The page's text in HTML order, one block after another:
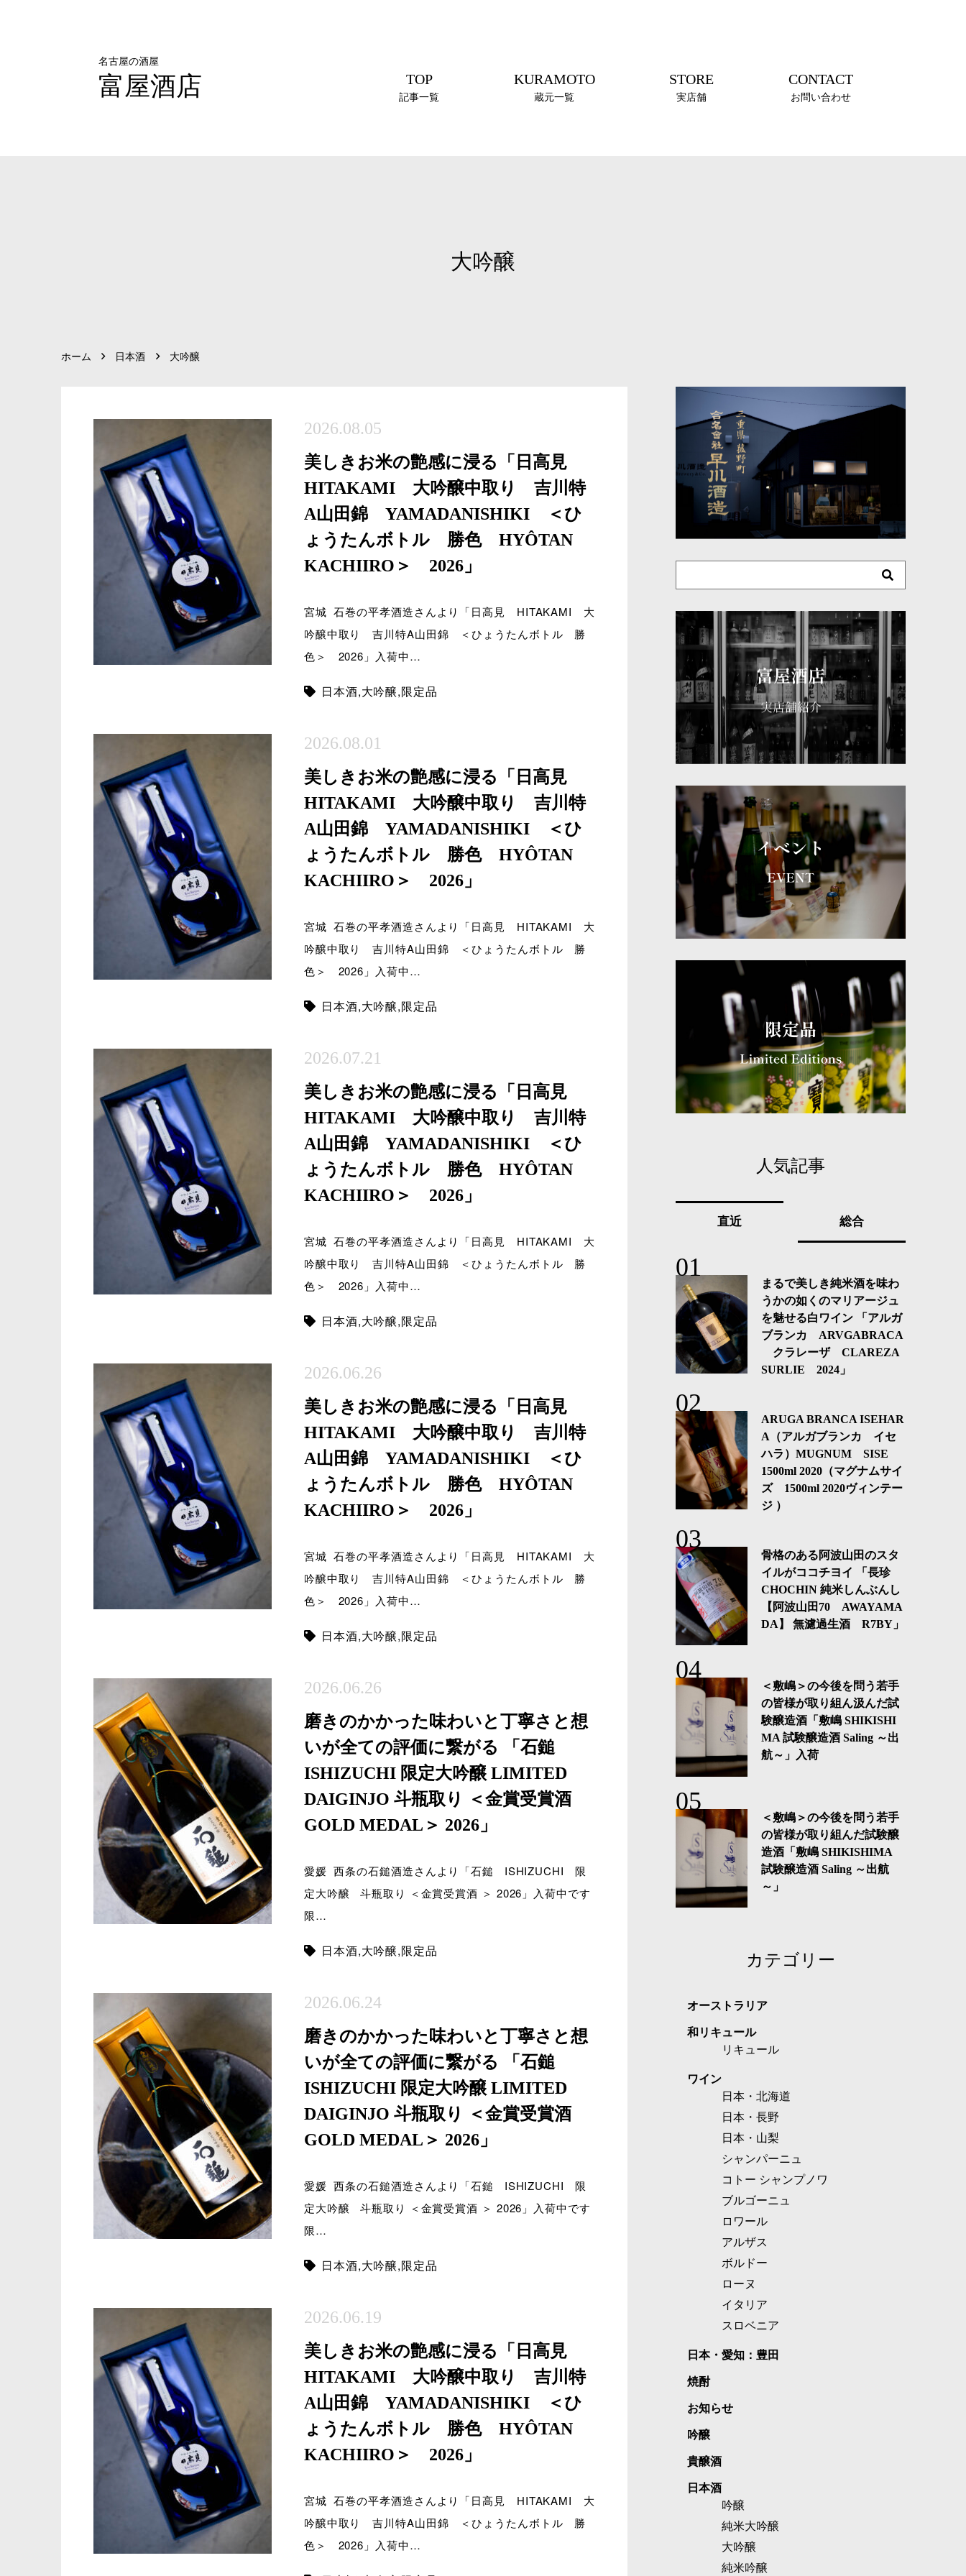
名古屋の酒屋
富屋酒店 TOP
記事一覧
KURAMOTO
蔵元一覧
STORE
実店舗
CONTACT
お問い合わせ
大吟醸
ホーム 日本酒 大吟醸
2026.08.05
美しきお米の艶感に浸る「日高見
HITAKAMI 大吟醸中取り 吉川特
A山田錦 YAMADANISHIKI ＜ひ
ょうたんボトル 勝色 HYÔTAN
KACHIIRO＞ 2026」
宮城 石巻の平孝酒造さんより「日高見 HITAKAMI 大
吟醸中取り 吉川特A山田錦 ＜ひょうたんボトル 勝
色＞ 2026」入荷中…
日本酒,大吟醸,限定品
2026.08.01
美しきお米の艶感に浸る「日高見
HITAKAMI 大吟醸中取り 吉川特
A山田錦 YAMADANISHIKI ＜ひ
ょうたんボトル 勝色 HYÔTAN
KACHIIRO＞ 2026」
宮城 石巻の平孝酒造さんより「日高見 HITAKAMI 大
吟醸中取り 吉川特A山田錦 ＜ひょうたんボトル 勝
色＞ 2026」入荷中…
日本酒,大吟醸,限定品
2026.07.21
美しきお米の艶感に浸る「日高見
HITAKAMI 大吟醸中取り 吉川特
A山田錦 YAMADANISHIKI ＜ひ
ょうたんボトル 勝色 HYÔTAN
KACHIIRO＞ 2026」
宮城 石巻の平孝酒造さんより「日高見 HITAKAMI 大
吟醸中取り 吉川特A山田錦 ＜ひょうたんボトル 勝
色＞ 2026」入荷中…
日本酒,大吟醸,限定品
2026.06.26
美しきお米の艶感に浸る「日高見
HITAKAMI 大吟醸中取り 吉川特
A山田錦 YAMADANISHIKI ＜ひ
ょうたんボトル 勝色 HYÔTAN
KACHIIRO＞ 2026」
宮城 石巻の平孝酒造さんより「日高見 HITAKAMI 大
吟醸中取り 吉川特A山田錦 ＜ひょうたんボトル 勝
色＞ 2026」入荷中…
日本酒,大吟醸,限定品
2026.06.26
磨きのかかった味わいと丁寧さと想
いが全ての評価に繋がる 「石鎚
ISHIZUCHI 限定大吟醸 LIMITED
DAIGINJO 斗瓶取り ＜金賞受賞酒
GOLD MEDAL＞ 2026」
愛媛 西条の石鎚酒造さんより「石鎚 ISHIZUCHI 限
定大吟醸 斗瓶取り ＜金賞受賞酒 ＞ 2026」入荷中です
限…
日本酒,大吟醸,限定品
2026.06.24
磨きのかかった味わいと丁寧さと想
いが全ての評価に繋がる 「石鎚
ISHIZUCHI 限定大吟醸 LIMITED
DAIGINJO 斗瓶取り ＜金賞受賞酒
GOLD MEDAL＞ 2026」
愛媛 西条の石鎚酒造さんより「石鎚 ISHIZUCHI 限
定大吟醸 斗瓶取り ＜金賞受賞酒 ＞ 2026」入荷中です
限…
日本酒,大吟醸,限定品
2026.06.19
美しきお米の艶感に浸る「日高見
HITAKAMI 大吟醸中取り 吉川特
A山田錦 YAMADANISHIKI ＜ひ
ょうたんボトル 勝色 HYÔTAN
KACHIIRO＞ 2026」
宮城 石巻の平孝酒造さんより「日高見 HITAKAMI 大
吟醸中取り 吉川特A山田錦 ＜ひょうたんボトル 勝
色＞ 2026」入荷中…
人気記事
直近 総合
まるで美しき純米酒を味わ
うかの如くのマリアージュ
を魅せる白ワイン 「アルガ
ブランカ ARVGABRACA
クラレーザ CLAREZA
SURLIE 2024」
ARUGA BRANCA ISEHAR
A（アルガブランカ イセ
ハラ）MUGNUM SISE
1500ml 2020（マグナムサイ
ズ 1500ml 2020ヴィンテー
ジ ）
骨格のある阿波山田のスタ
イルがココチヨイ 「長珍
CHOCHIN 純米しんぶんし
【阿波山田70 AWAYAMA
DA】 無濾過生酒 R7BY」
＜敷嶋＞の今後を問う若手
の皆様が取り組ん汲んだ試
験醸造酒「敷嶋 SHIKISHI
MA 試験醸造酒 Saling ～出
航～」入荷
＜敷嶋＞の今後を問う若手
の皆様が取り組んだ試験醸
造酒「敷嶋 SHIKISHIMA
試験醸造酒 Saling ～出航
～」
カテゴリー
オーストラリア
和リキュール
リキュール
ワイン
日本・北海道
日本・長野
日本・山梨
シャンパーニュ
コトー シャンプノワ
ブルゴーニュ
ロワール
アルザス
ボルドー
ローヌ
イタリア
スロベニア
日本・愛知：豊田
焼酎
お知らせ
吟醸
貴醸酒
日本酒
吟醸
純米大吟醸
大吟醸
純米吟醸